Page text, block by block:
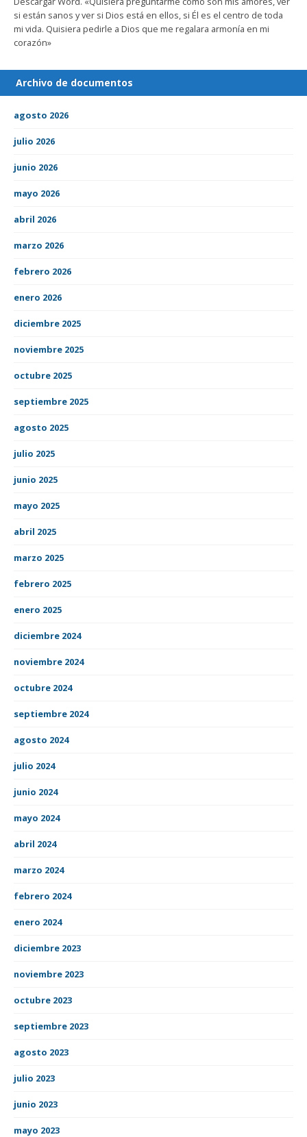
si están sanos y ver si Dios está en ellos, si Él es el centro de toda
mi vida. Quisiera pedirle a Dios que me regalara armonía en mi
corazón»
Archivo de documentos
agosto 2026
julio 2026
junio 2026
mayo 2026
abril 2026
marzo 2026
febrero 2026
enero 2026
diciembre 2025
noviembre 2025
octubre 2025
septiembre 2025
agosto 2025
julio 2025
junio 2025
mayo 2025
abril 2025
marzo 2025
febrero 2025
enero 2025
diciembre 2024
noviembre 2024
octubre 2024
septiembre 2024
agosto 2024
julio 2024
junio 2024
mayo 2024
abril 2024
marzo 2024
febrero 2024
enero 2024
diciembre 2023
noviembre 2023
octubre 2023
septiembre 2023
agosto 2023
julio 2023
junio 2023
mayo 2023